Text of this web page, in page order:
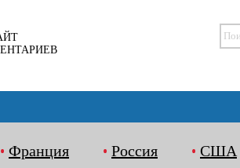
Франция Россия США